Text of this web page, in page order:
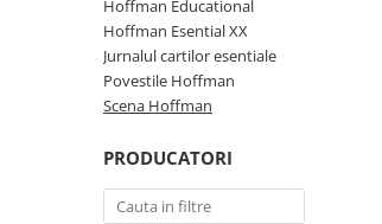
Proza scurta
Satira, umor
Contemporana
Hoffman Educational
Hoffman Esential XX
Jurnalul cartilor esentiale
Povestile Hoffman
Scena Hoffman
PRODUCATORI